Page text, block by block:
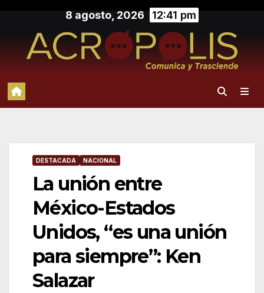
contenido
8 agosto, 2026 12:41 pm
DESTACADA NACIONAL
La unión entre
México-Estados
Unidos, “es una unión
para siempre”: Ken
Salazar